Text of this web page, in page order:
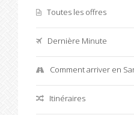
Toutes les offres
Dernière Minute
Comment arriver en
Itinéraires